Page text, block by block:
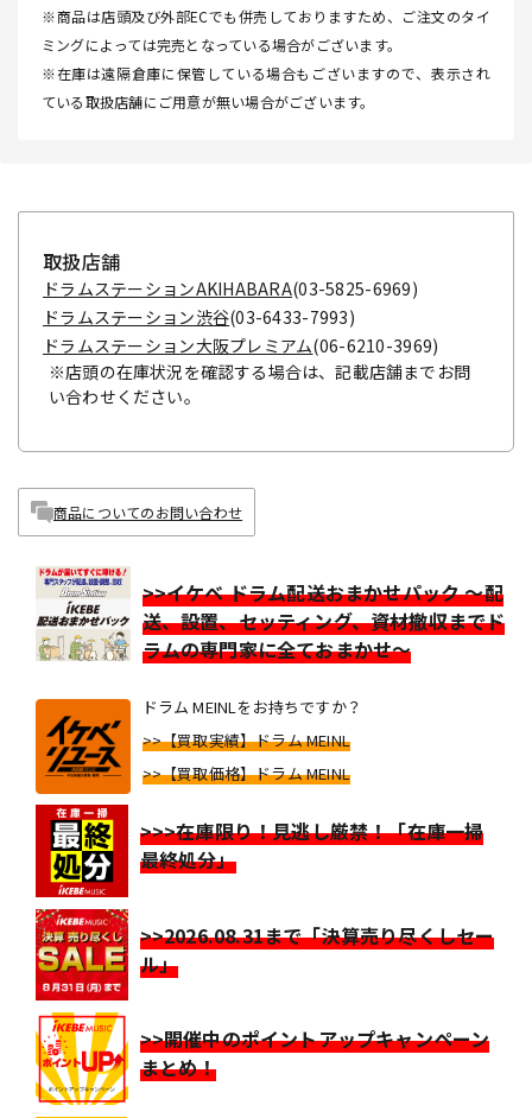
※商品は店頭及び外部ECでも併売しておりますため、ご注文のタイ
ミングによっては完売となっている場合がございます。
※在庫は遠隔倉庫に保管している場合もございますので、表示され
ている取扱店舗にご用意が無い場合がございます。
取扱店舗
ドラムステーションAKIHABARA(03-5825-6969)
ドラムステーション渋谷(03-6433-7993)
ドラムステーション大阪プレミアム(06-6210-3969)
※店頭の在庫状況を確認する場合は、記載店舗までお問
い合わせください。
商品についてのお問い合わせ
>>イケベ ドラム配送おまかせパック ～配
送、設置、セッティング、資材撤収までド
ラムの専門家に全ておまかせ～
ドラム MEINLをお持ちですか？
>>【買取実績】ドラム MEINL
>>【買取価格】ドラム MEINL
>>>在庫限り！見逃し厳禁！「在庫一掃
最終処分」
>>2026.08.31まで「決算売り尽くしセー
ル」
>>開催中のポイントアップキャンペーン
まとめ！